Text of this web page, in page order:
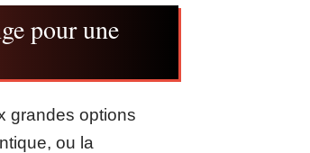
pour une
grandes options
ou la